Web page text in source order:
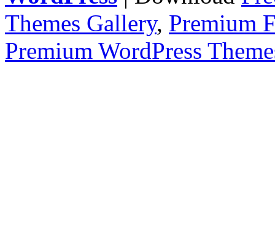
Themes Gallery, Premium
Premium WordPress